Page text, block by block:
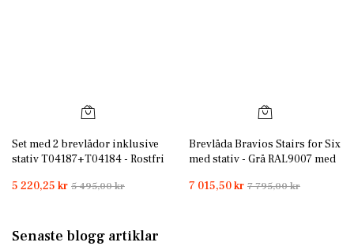
Set med 2 brevlådor inklusive
stativ T04187+T04184 - Rostfri
5 220,25 kr 5 495,00 kr
Brevlåda Bravios Stairs for Six
med stativ - Grå RAL9007 med
7 015,50 kr 7 795,00 kr
Senaste blogg artiklar